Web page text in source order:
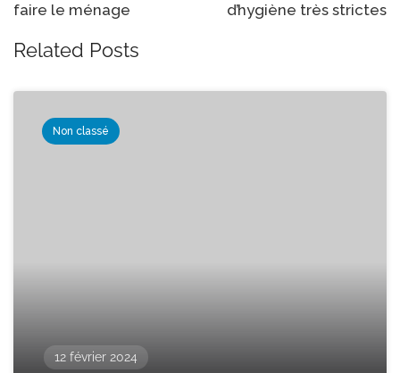
faire le ménage
d’hygiène très strictes
Related Posts
Non classé
12 février 2024